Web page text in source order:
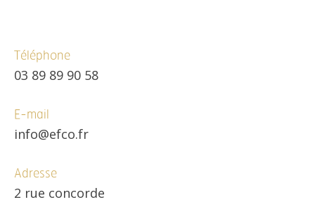
Téléphone
03 89 89 90 58
E-mail
info@efco.fr
Adresse
2 rue concorde